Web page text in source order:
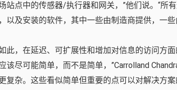
站点中的传感器/执行器和网关，”他们说。“所
以及安装的软件，其中一些由制造商提供，一
此，在延迟、可扩展性和增加对信息的访问方
该尽可能简单，而不是简单，”Carrolland
复杂。这些看似简单但重要的点可以对解决方